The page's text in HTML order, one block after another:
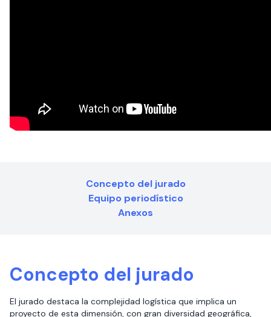
Concepto del jurado
Equipo periodístico
Anexos
Concepto del jurado
El jurado destaca la complejidad logística que implica un
proyecto de esta dimensión, con gran diversidad geográfica,